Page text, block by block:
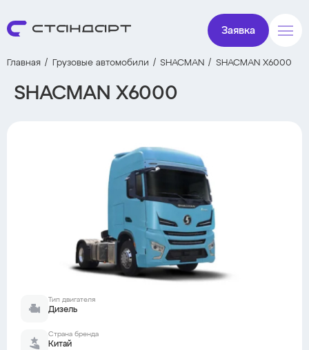
Заявка
Главная Грузовые автомобили SHACMAN SHACMAN X6000
SHACMAN X6000
Тип двигателя
Дизель
Страна бренда
Китай